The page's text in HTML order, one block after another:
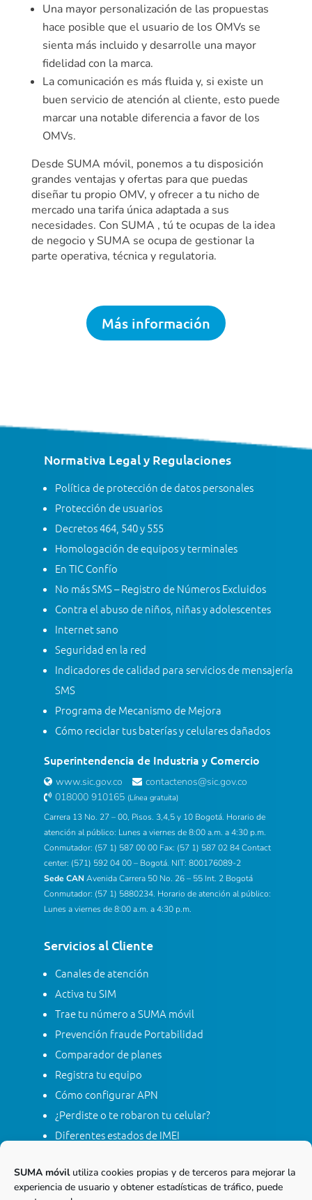
SUMA móvilutiliza cookies propias y de terceros para mejorar la
experiencia de usuario y obtener estadísticas de tráfico, puede
Una mayor personalización de las propuestas
hace posible que el usuario de los OMVs se
sienta más incluido y desarrolle una mayor
fidelidad con la marca.
La comunicación es más fluida y, si existe un
buen servicio de atención al cliente, esto puede
marcar una notable diferencia a favor de los
OMVs.
Desde SUMA móvil, ponemos a tu disposición
grandes ventajas y ofertas para que puedas
diseñar tu propio OMV, y ofrecer a tu nicho de
mercado una tarifa única adaptada a sus
necesidades. Con SUMA , tú te ocupas de la idea
de negocio y SUMA se ocupa de gestionar la
parte operativa, técnica y regulatoria.
Más información
Normativa Legal y Regulaciones
Política de protección de datos personales
Protección de usuarios
Decretos 464, 540 y 555
Homologación de equipos y terminales
En TIC Confío
No más SMS – Registro de Números Excluidos
Contra el abuso de niños, niñas y adolescentes
Internet sano
Seguridad en la red
Indicadores de calidad para servicios de mensajería
SMS
Programa de Mecanismo de Mejora
Cómo reciclar tus baterías y celulares dañados
Superintendencia de Industria y Comercio
www.sic.gov.co
contactenos@sic.gov.co
018000 910165 (Línea gratuita)
Carrera 13 No. 27 – 00, Pisos. 3,4,5 y 10 Bogotá. Horario de
atención al público: Lunes a viernes de 8:00 a.m. a 4:30 p.m.
Conmutador: (57 1) 587 00 00 Fax: (57 1) 587 02 84 Contact
center: (571) 592 04 00 – Bogotá. NIT: 800176089-2
Sede CAN Avenida Carrera 50 No. 26 – 55 Int. 2 Bogotá
Conmutador: (57 1) 5880234. Horario de atención al público:
Lunes a viernes de 8:00 a.m. a 4:30 p.m.
Servicios al Cliente
Canales de atención
Activa tu SIM
Trae tu número a SUMA móvil
Prevención fraude Portabilidad
Comparador de planes
Registra tu equipo
Cómo configurar APN
¿Perdiste o te robaron tu celular?
Diferentes estados de IMEI
Contacta con SUMA móvil
Apagón red móvil 2G